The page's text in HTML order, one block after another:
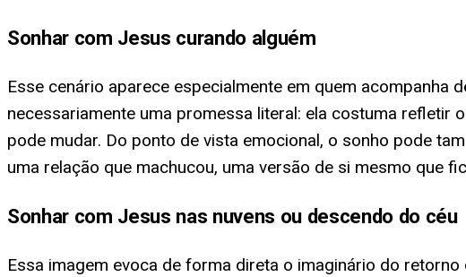
Sonhar com Jesus curando alguém
Esse cenário aparece especialmente em quem
necessariamente uma promessa literal: ela costuma refletir
pode mudar. Do ponto de vista emocional, o sonho pode
uma relação que machucou, uma versão de si mesmo que
Sonhar com Jesus nas nuvens ou descendo do céu
Essa imagem evoca de forma direta o imaginário do